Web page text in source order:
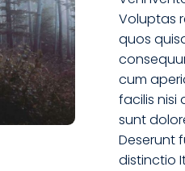
Voluptas
quos
cum
facilis nisi
sunt
Deserunt
distinctio